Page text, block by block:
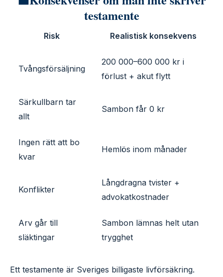
testamente
Risk Realistisk konsekvens
Tvångsförsäljning
200 000–600 000 kr i
förlust + akut flytt
Särkullbarn tar
allt
Sambon får 0 kr
Ingen rätt att bo
kvar
Hemlös inom månader
Konflikter
Långdragna tvister +
advokatkostnader
Arv går till
släktingar
Sambon lämnas helt utan
trygghet
Ett testamente är Sveriges billigaste livförsäkring.